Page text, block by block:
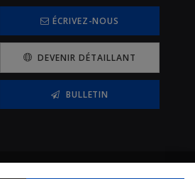
ÉCRIVEZ-NOUS
DEVENIR DÉTAILLANT
BULLETIN